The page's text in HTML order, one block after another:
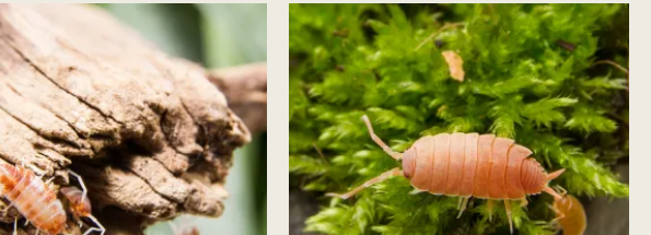
Plage
prix :
$24.98
à
$29.98
Ce
produit
plusieurs
variations.
Les
options
peuvent
Plage
de
prix :
$14.98
à
$24.98
Ce
produit
a
plusieurs
variations.
Les
options
peuvent